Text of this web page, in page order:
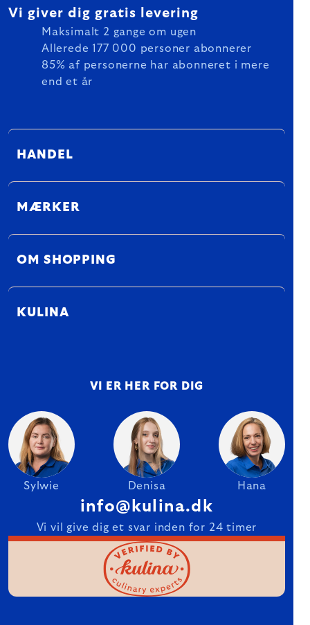
Vi giver dig gratis levering
Maksimalt 2 gange om ugen
Allerede 177 000 personer abonnerer
85% af personerne har abonneret i mere
end et år
HANDEL
MÆRKER
OM SHOPPING
KULINA
VI ER HER FOR DIG
Sylwie Denisa Hana
info@kulina.dk
Vi vil give dig et svar inden for 24 timer